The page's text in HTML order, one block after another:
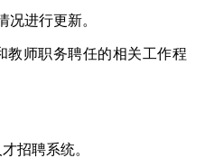
况进行更新。
教师职务聘任的相关工作程
招聘系统。